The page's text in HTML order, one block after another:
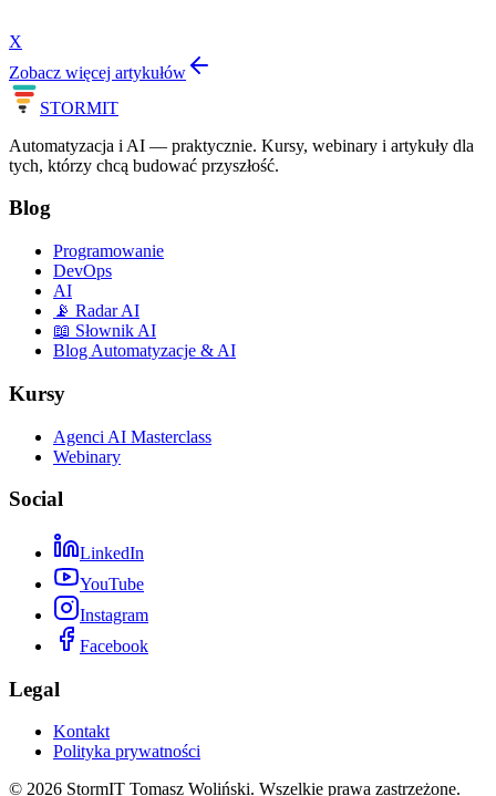
X
Zobacz więcej artykułów
STORMIT
Automatyzacja i AI — praktycznie. Kursy, webinary i artykuły dla
tych, którzy chcą budować przyszłość.
Blog
Programowanie
DevOps
AI
📡 Radar AI
📖 Słownik AI
Blog Automatyzacje & AI
Kursy
Agenci AI Masterclass
Webinary
Social
LinkedIn
YouTube
Instagram
Facebook
Legal
Kontakt
Polityka prywatności
© 2026 StormIT Tomasz Woliński. Wszelkie prawa zastrzeżone.